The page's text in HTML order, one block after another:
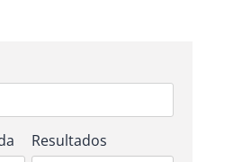
Resultados